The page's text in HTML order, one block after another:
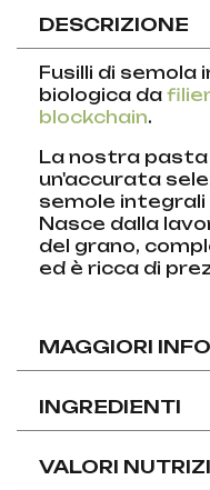
DESCRIZIONE
Fusilli di semola
biologica da
blockchain.
La nostra
un'accurata
semole integrali
Nasce dalla
del grano,
ed è ricca di
MAGGIORI
INGREDIENTI
VALORI